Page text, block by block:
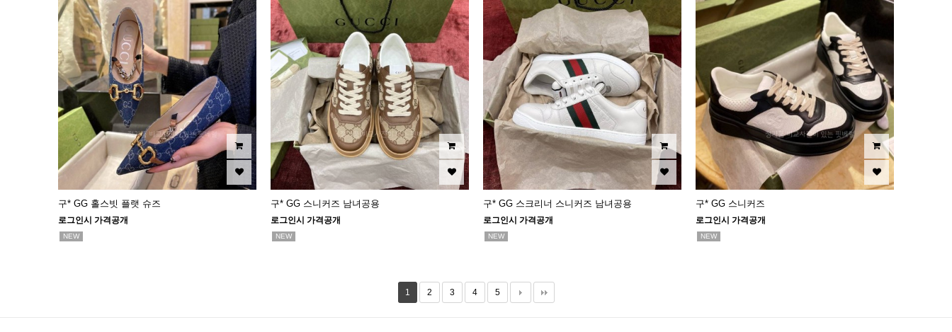
구* GG 홀스빗 플랫 슈즈
로그인시 가격공개
NEW
구* GG 스니커즈 남녀공용
로그인시 가격공개
NEW
구* GG 스크리너 스니커즈 남녀공용
로그인시 가격공개
NEW
구* GG 스니커즈
로그인시 가격공개
NEW
1 2 3 4 5